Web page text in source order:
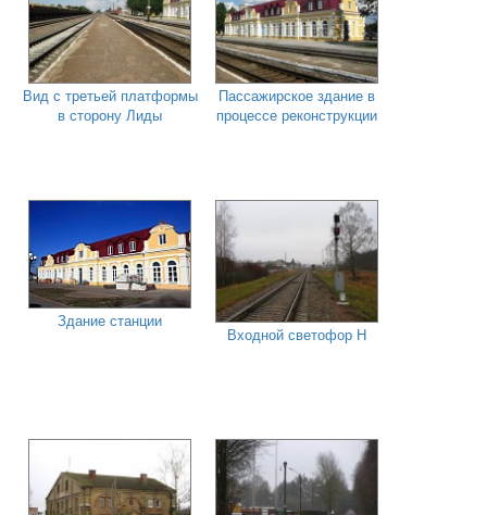
Вид с третьей платформы
в сторону Лиды
Пассажирское здание в
процессе реконструкции
Здание станции
Входной светофор Н